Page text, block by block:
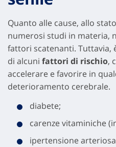
Quanto alle cause, allo
numerosi studi in materia,
fattori scatenanti. Tuttavia,
di alcuni fattori di rischio,
accelerare e favorire in
deterioramento cerebrale.
diabete;
carenze vitaminiche
ipertensione